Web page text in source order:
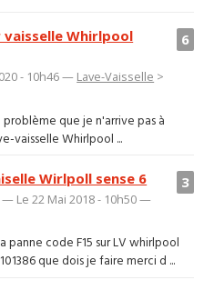
6
vaisselle Whirlpool
- 10h46 — Lave-Vaisselle >
que je n'arrive pas à
vaisselle Whirlpool ...
3
Wirlpoll sense 6
Le 22 Mai 2018 - 10h50 —
panne code F15 sur LV whirlpool
que dois je faire merci d ...